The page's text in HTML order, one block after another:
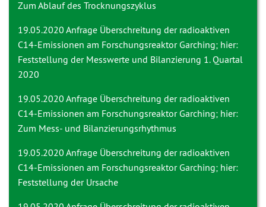
Zum Ablauf des Trocknungszyklus
19.05.2020 Anfrage Überschreitung der radioaktiven
C14-Emissionen am Forschungsreaktor Garching; hier:
Feststellung der Messwerte und Bilanzierung 1. Quartal
2020
19.05.2020 Anfrage Überschreitung der radioaktiven
C14-Emissionen am Forschungsreaktor Garching; hier:
Zum Mess- und Bilanzierungsrhythmus
19.05.2020 Anfrage Überschreitung der radioaktiven
C14-Emissionen am Forschungsreaktor Garching; hier:
Feststellung der Ursache